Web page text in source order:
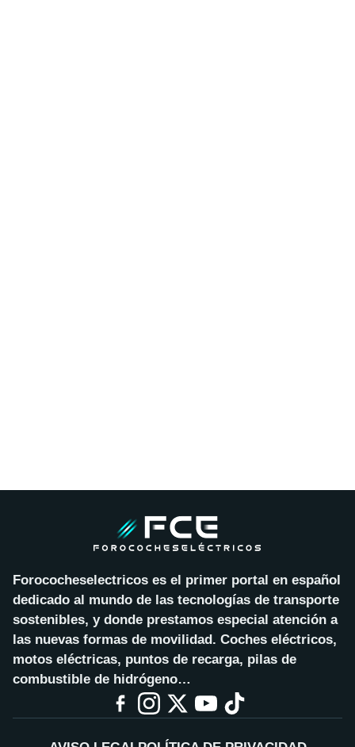
Forococheselectricos es el primer portal en español
dedicado al mundo de las tecnologías de transporte
sostenibles, y donde prestamos especial atención a
las nuevas formas de movilidad. Coches eléctricos,
motos eléctricas, puntos de recarga, pilas de
combustible de hidrógeno…